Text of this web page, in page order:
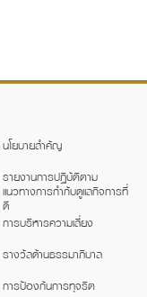
นโยบายสำคัญ
รายงานการปฏิบัติตาม
แนวทางการกำกับดูแลกิจการที่
ดี
การบริหารความเสี่ยง
รางวัลด้านธรรมาภิบาล
การป้องกันการทุจริต